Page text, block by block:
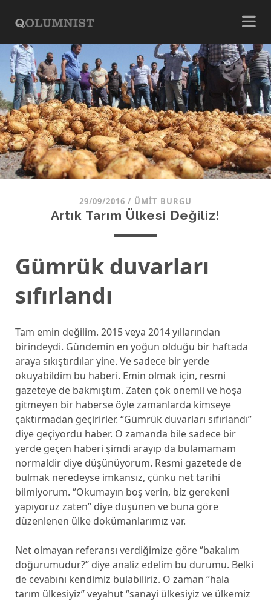
29/09/2016 / ÜMIT BURGU
Artık Tarım Ülkesi Değiliz!
Gümrük duvarları
sıfırlandı
Tam emin değilim. 2015 veya 2014 yıllarından
birindeydi. Gündemin en yoğun olduğu bir haftada
araya sıkıştırdılar yine. Ve sadece bir yerde
okuyabildim bu haberi. Emin olmak için, resmi
gazeteye de bakmıştım. Zaten çok önemli ve hoşa
gitmeyen bir haberse öyle zamanlarda kimseye
çaktırmadan geçirirler. ‘’Gümrük duvarları sıfırlandı’’
diye geçiyordu haber. O zamanda bile sadece bir
yerde geçen haberi şimdi arayıp da bulamamam
normaldir diye düşünüyorum. Resmi gazetede de
bulmak neredeyse imkansız, çünkü net tarihi
bilmiyorum. ‘’Okumayın boş verin, biz gerekeni
yapıyoruz zaten’’ diye düşünen ve buna göre
düzenlenen ülke dokümanlarımız var.
Net olmayan referansı verdiğimize göre ‘’bakalım
doğurumudur?’’ diye analiz edelim bu durumu. Belki
de cevabını kendimiz bulabiliriz. O zaman ‘’hala
tarım ülkesiyiz’’ veyahut ‘’sanayi ülkesiyiz ve ülkemiz